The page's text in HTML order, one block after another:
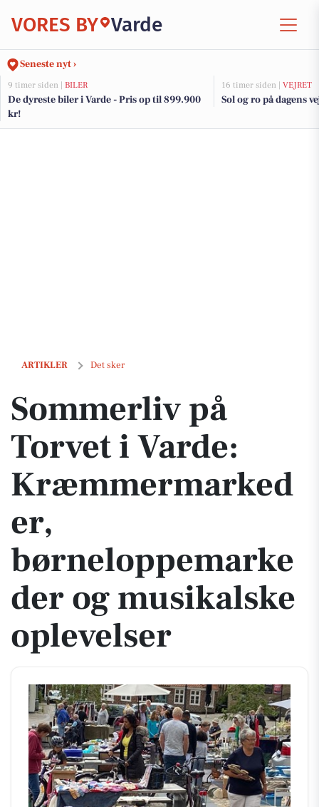
VORES BY Varde
Seneste nyt ›
9 timer siden | BILER
De dyreste biler i Varde - Pris op til 899.900
kr!
16 timer siden | VEJRET
Sol og ro på dagens
ARTIKLER Det sker
Sommerliv på Torvet i Varde: Kræmmermarkeder,
Sommerliv på
Torvet i Varde:
Kræmmermarked
er,
børneloppemarke
der og musikalske
oplevelser